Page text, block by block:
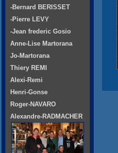
-Bernard BERISSET
-Pierre LEVY
-Jean frederic Gosio
Anne-Lise Martorana
Jo-Martorana
Thiery REMI
Alexi-Remi
Henri-Gonse
Roger-NAVARO
Alexandre-RADMACHER